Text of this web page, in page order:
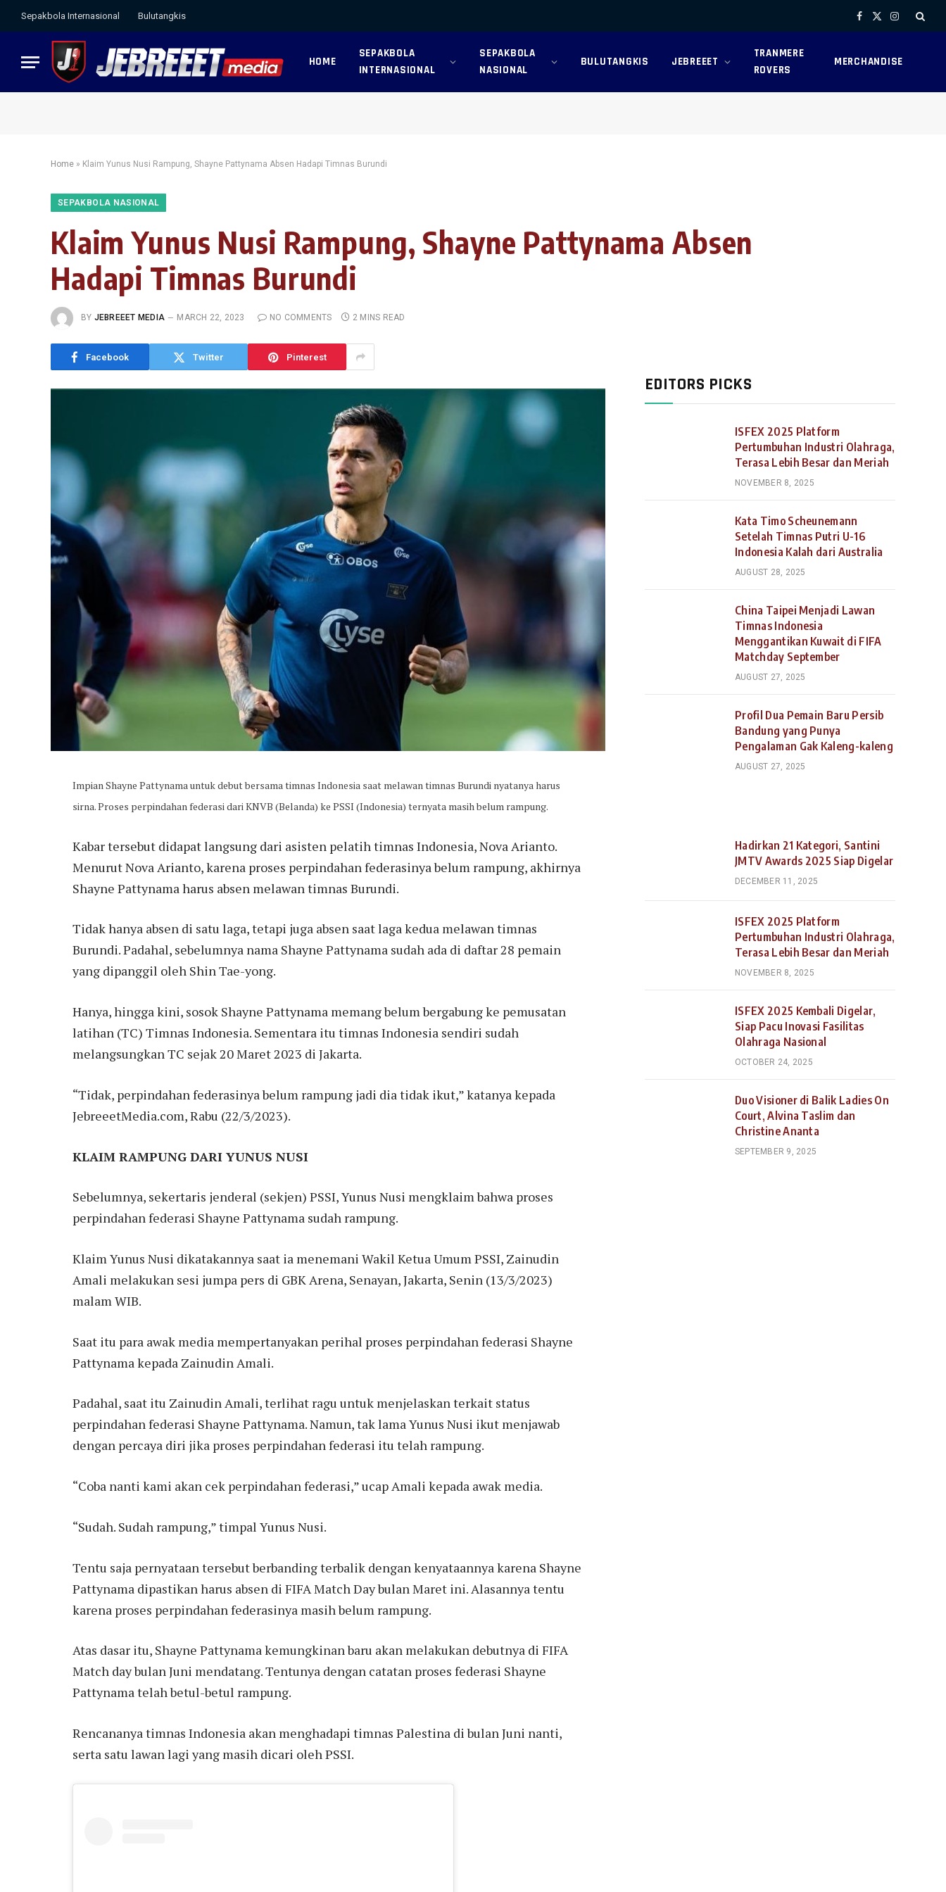
Sepakbola Internasional Bulutangkis Facebook
X
Instagram
HOME
SEPAKBOLA
INTERNASIONAL
SEPAKBOLA
NASIONAL
BULUTANGKIS JEBREEET
TRANMERE
ROVERS
MERCHANDISE
Home » Klaim Yunus Nusi Rampung, Shayne Pattynama Absen Hadapi Timnas Burundi
SEPAKBOLA NASIONAL
Klaim Yunus Nusi Rampung, Shayne Pattynama Absen
Hadapi Timnas Burundi
BY JEBREEET MEDIA MARCH 22, 2023 NO COMMENTS 2 MINS READ
Facebook Twitter Pinterest
Impian Shayne Pattynama untuk debut bersama timnas Indonesia saat melawan timnas Burundi nyatanya harus
sirna. Proses perpindahan federasi dari KNVB (Belanda) ke PSSI (Indonesia) ternyata masih belum rampung.
Kabar tersebut didapat langsung dari asisten pelatih timnas Indonesia, Nova Arianto.
Menurut Nova Arianto, karena proses perpindahan federasinya belum rampung, akhirnya
Shayne Pattynama harus absen melawan timnas Burundi.
Tidak hanya absen di satu laga, tetapi juga absen saat laga kedua melawan timnas
Burundi. Padahal, sebelumnya nama Shayne Pattynama sudah ada di daftar 28 pemain
yang dipanggil oleh Shin Tae-yong.
Hanya, hingga kini, sosok Shayne Pattynama memang belum bergabung ke pemusatan
latihan (TC) Timnas Indonesia. Sementara itu timnas Indonesia sendiri sudah
melangsungkan TC sejak 20 Maret 2023 di Jakarta.
“Tidak, perpindahan federasinya belum rampung jadi dia tidak ikut,” katanya kepada
JebreeetMedia.com, Rabu (22/3/2023).
KLAIM RAMPUNG DARI YUNUS NUSI
Sebelumnya, sekertaris jenderal (sekjen) PSSI, Yunus Nusi mengklaim bahwa proses
perpindahan federasi Shayne Pattynama sudah rampung.
Klaim Yunus Nusi dikatakannya saat ia menemani Wakil Ketua Umum PSSI, Zainudin
Amali melakukan sesi jumpa pers di GBK Arena, Senayan, Jakarta, Senin (13/3/2023)
malam WIB.
Saat itu para awak media mempertanyakan perihal proses perpindahan federasi Shayne
Pattynama kepada Zainudin Amali.
Padahal, saat itu Zainudin Amali, terlihat ragu untuk menjelaskan terkait status
perpindahan federasi Shayne Pattynama. Namun, tak lama Yunus Nusi ikut menjawab
dengan percaya diri jika proses perpindahan federasi itu telah rampung.
“Coba nanti kami akan cek perpindahan federasi,” ucap Amali kepada awak media.
“Sudah. Sudah rampung,” timpal Yunus Nusi.
Tentu saja pernyataan tersebut berbanding terbalik dengan kenyataannya karena Shayne
Pattynama dipastikan harus absen di FIFA Match Day bulan Maret ini. Alasannya tentu
karena proses perpindahan federasinya masih belum rampung.
Atas dasar itu, Shayne Pattynama kemungkinan baru akan melakukan debutnya di FIFA
Match day bulan Juni mendatang. Tentunya dengan catatan proses federasi Shayne
Pattynama telah betul-betul rampung.
Rencananya timnas Indonesia akan menghadapi timnas Palestina di bulan Juni nanti,
serta satu lawan lagi yang masih dicari oleh PSSI.
EDITORS PICKS
ISFEX 2025 Platform
Pertumbuhan Industri Olahraga,
Terasa Lebih Besar dan Meriah
NOVEMBER 8, 2025
Kata Timo Scheunemann
Setelah Timnas Putri U-16
Indonesia Kalah dari Australia
AUGUST 28, 2025
China Taipei Menjadi Lawan
Timnas Indonesia
Menggantikan Kuwait di FIFA
Matchday September
AUGUST 27, 2025
Profil Dua Pemain Baru Persib
Bandung yang Punya
Pengalaman Gak Kaleng-kaleng
AUGUST 27, 2025
Hadirkan 21 Kategori, Santini
JMTV Awards 2025 Siap Digelar
DECEMBER 11, 2025
ISFEX 2025 Platform
Pertumbuhan Industri Olahraga,
Terasa Lebih Besar dan Meriah
NOVEMBER 8, 2025
ISFEX 2025 Kembali Digelar,
Siap Pacu Inovasi Fasilitas
Olahraga Nasional
OCTOBER 24, 2025
Duo Visioner di Balik Ladies On
Court, Alvina Taslim dan
Christine Ananta
SEPTEMBER 9, 2025